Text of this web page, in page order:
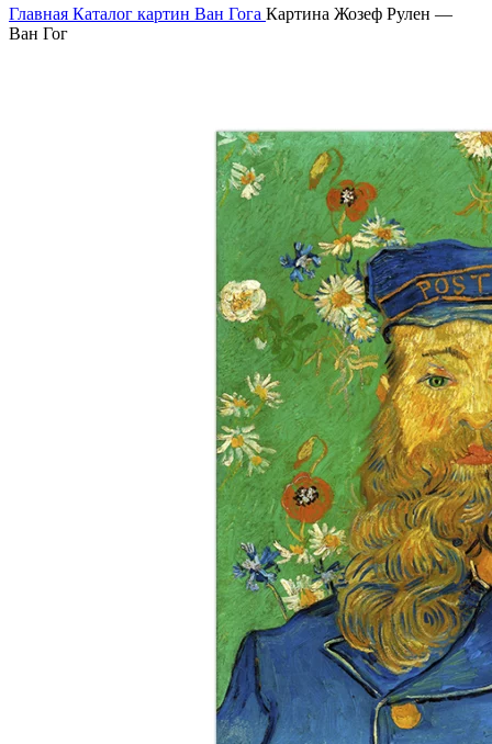
Главная Каталог картин Ван Гога Картина Жозеф Рулен —
Ван Гог